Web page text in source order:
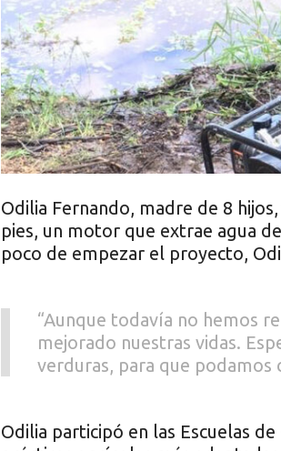
Odilia Fernando, madre de 8
pies, un motor que extrae agua
poco de empezar el proyecto,
“Aunque todavía no hemos
mejorado nuestras vidas.
verduras, para que podamos
Odilia participó en las Escuelas